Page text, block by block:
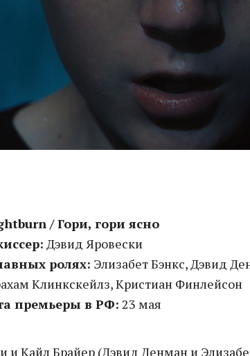
/ Гори, гори ясно
Дэвид Яровески
ролях: Элизабет Бэнкс, Дэвид
Клинкскейлз, Кристиан Финлейсон
премьеры в РФ: 23 мая
и Кайл Брайер (Дэвид Денман и